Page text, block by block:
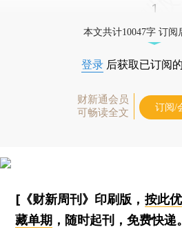
1
本文共计10047字 订阅
登录 后获取已订阅
财新通会员
可畅读全文
订阅/
[《财新周刊》印刷版， 按此
藏单期 ，随时起刊，免费快递